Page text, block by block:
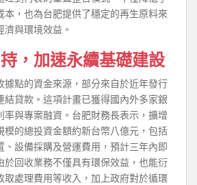
本，也為台肥提供了穩定的再生原料來
與環境效益。
，加速永續基礎建設
據點的資金來源，部分來自於近年發行
結貸款。這項計畫已獲得國內外多家銀
率與專案融資。台肥財務長表示，擴增
模的總投資金額約新台幣八億元，包括
、設備採購及營運費用，預計三年內即
於回收業務不僅具有環保效益，也能衍
取處理費用等收入，加上政府對於循環